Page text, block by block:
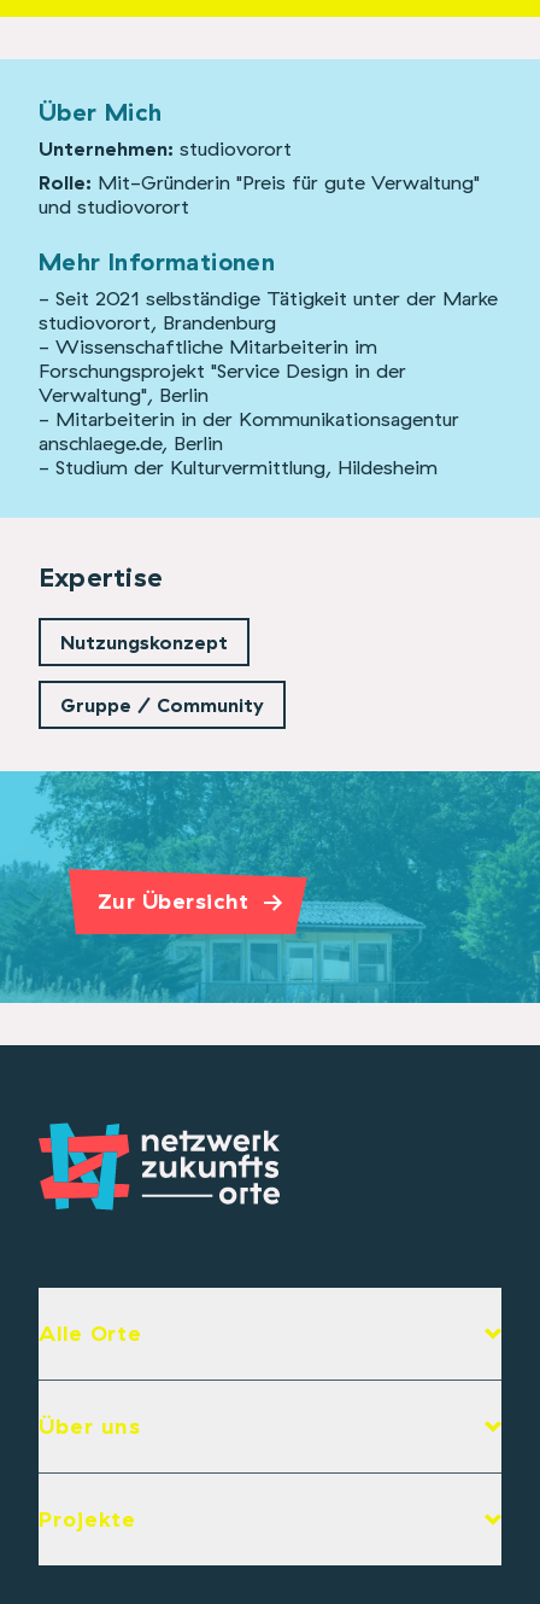
Über Mich
Unternehmen: studiovorort
Rolle: Mit-Gründerin "Preis für gute Verwaltung"
und studiovorort
Mehr Informationen
- Seit 2021 selbständige Tätigkeit unter der Marke
studiovorort, Brandenburg
- Wissenschaftliche Mitarbeiterin im
Forschungsprojekt "Service Design in der
Verwaltung", Berlin
- Mitarbeiterin in der Kommunikationsagentur
anschlaege.de, Berlin
- Studium der Kulturvermittlung, Hildesheim
Expertise
Nutzungskonzept
Gruppe / Community
Zur Übersicht
Alle Orte
Über uns
Projekte